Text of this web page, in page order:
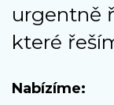
urgentně
které
Nabízíme: